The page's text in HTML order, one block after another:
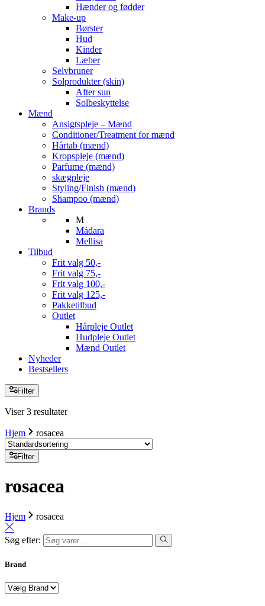
Hænder og fødder
Make-up
Børster
Hud
Kinder
Læber
Selvbruner
Solprodukter (skin)
After sun
Solbeskyttelse
Mænd
Ansigtspleje – Mænd
Conditioner/Treatment for mænd
Hårtab (mænd)
Kropspleje (mænd)
Parfume (mænd)
skægpleje
Styling/Finish (mænd)
Shampoo (mænd)
Brands
M
Mádara
Mellisa
Tilbud
Frit valg 50,-
Frit valg 75,-
Frit valg 100,-
Frit valg 125,-
Pakketilbud
Outlet
Hårpleje Outlet
Hudpleje Outlet
Mænd Outlet
Nyheder
Bestsellers
Filter
Viser 3 resultater
Hjem rosacea
Filter
rosacea
Hjem rosacea
Søg efter:
Brand